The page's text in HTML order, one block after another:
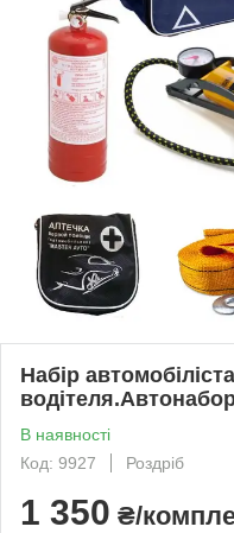
Набір
В наявності
Код: 9927
Роздріб
1 350 ₴/